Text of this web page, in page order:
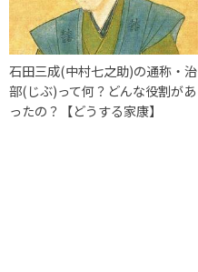
石田三成(中村七之助)の通称・治
部(じぶ)って何？どんな役割があ
ったの？【どうする家康】